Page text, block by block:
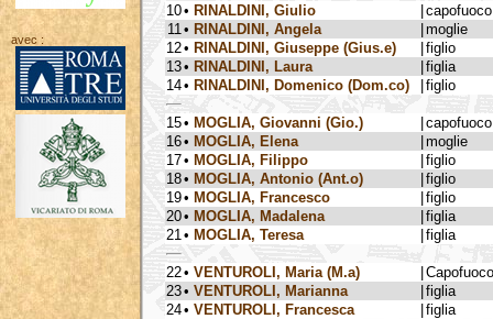
avec :
10• RINALDINI, Giulio
capofuoco
11 • RINALDINI, Angela
moglie
12• RINALDINI, Giuseppe (Gius.e)
figlio
13• RINALDINI, Laura
figlia
14• RINALDINI, Domenico (Dom.co) figlio
15• MOGLIA, Giovanni (Gio.)
capofuoco
16• MOGLIA, Elena
moglie
17• MOGLIA, Filippo
figlio
18• MOGLIA, Antonio (Ant.o)
figlio
19• MOGLIA, Francesco
figlio
20• MOGLIA, Madalena
figlia
21 • MOGLIA, Teresa figlia
22• VENTUROLI, Maria (M.a)
Capofuoco
23• VENTUROLI, Marianna
figlia
24• VENTUROLI, Francesca figlia